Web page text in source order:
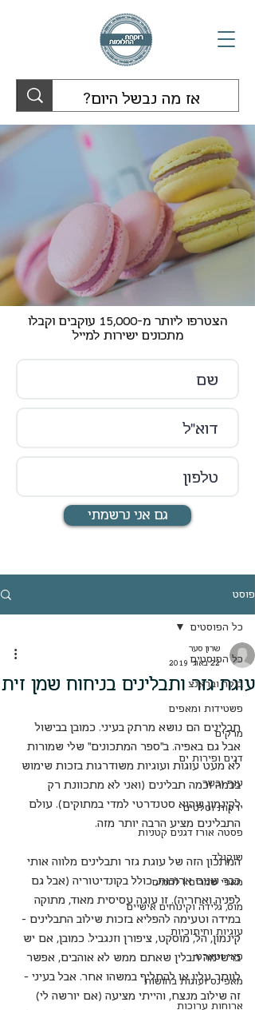
הצטרפו ליותר מ-15,000 עוקבים וקבלו
מתכונים ישירות למייל
גם אני נרשמתי
פוסט
כל הפוסטים
בוקר ובראנצ
פשטידות ומאפים
מרקים
דגים ופירות ים
עוף ובשר
ירקות וסלטים
פסטה אורז דגנים קטניות
שוקולד
מאפי שמרים | לחמים
מוס, גלידה וקינוחים אישיים
עוגיות וחיתוכיות
פאי וטארט
מאפינס ועוגות בחושות
ארוחות ערוכות
כל הפוסטים
עוגת גזר ותבלינים בניחוח שמן זית
שרון סער
22 באוג׳ 2019
תבלינים הם נושא מרתק בעיני. כמובן בבישול
אבל גם באפיה. ב"ספר המתכונים" שלי שמורות
לא מעט עוגות ועוגיות משודרגות בזכות שימוש
בכמה וכמה תבלינים (ואני לא מתכוונת רק
לקינמון שהוא סטנדרטי למדי במתוקים). עולם
התבלינים מציע הרבה יותר מזה.
המתכון הזה של עוגת גזר ותבלינים מלווה אותי
כבר שנים ארוכות, כולל בקונדיטוריה (אבל גם
לפניה ואחריה). זו עוגה עסיסית מאוד, מתוקה
במידה וטעימה להפליא בזכות שילוב התבלינים -
קינמון, הל, מוסקט, ציפורן וזנגביל. כמובן, אם יש
ברשימה תבלין שאתם ממש לא אוהבים, אפשר
לוותר עליו או להחליף במשהו אחר. אבל בעיני -
זה שילוב מנצח, והייתי מציעה (אם יורשה לי)